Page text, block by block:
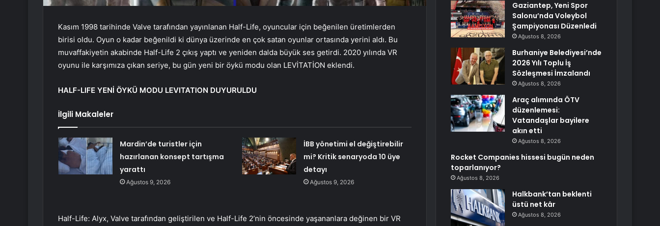
Kasım 1998 tarihinde Valve tarafından yayınlanan Half-Life, oyuncular için beğenilen üretimlerden
birisi oldu. Oyun o kadar beğenildi ki dünya üzerinde en çok satan oyunlar ortasında yerini aldı. Bu
muvaffakiyetin akabinde Half-Life 2 çıkış yaptı ve yeniden dalda büyük ses getirdi. 2020 yılında VR
oyunu ile karşımıza çıkan seriye, bu gün yeni bir öykü modu olan LEVİTATİON eklendi.
HALF-LIFE YENİ ÖYKÜ MODU LEVITATION DUYURULDU
İlgili Makaleler
Mardin’de turistler için
hazırlanan konsept tartışma
yarattı
Ağustos 9, 2026
İBB yönetimi el değiştirebilir
mi? Kritik senaryoda 10 üye
detayı
Ağustos 9, 2026
Half-Life: Alyx, Valve tarafından geliştirilen ve Half-Life 2’nin öncesinde yaşananlara değinen bir VR
Gaziantep, Yeni Spor
Salonu’nda Voleybol
Şampiyonası Düzenledi
Ağustos 8, 2026
Burhaniye Belediyesi’nde
2026 Yılı Toplu İş
Sözleşmesi İmzalandı
Ağustos 8, 2026
Araç alımında ÖTV
düzenlemesi:
Vatandaşlar bayilere
akın etti
Ağustos 8, 2026
Rocket Companies hissesi bugün neden
toparlanıyor?
Ağustos 8, 2026
Halkbank’tan beklenti
üstü net kâr
Ağustos 8, 2026